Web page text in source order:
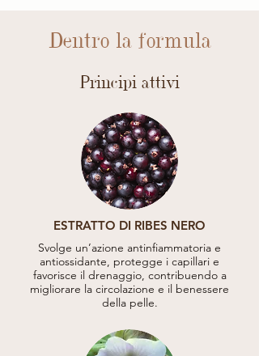
Dentro la formula
Principi attivi
ESTRATTO DI RIBES NERO
Svolge un’azione antinfiammatoria e
antiossidante, protegge i capillari e
favorisce il drenaggio, contribuendo a
migliorare la circolazione e il benessere
della pelle.